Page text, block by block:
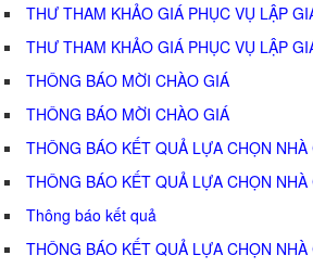
THƯ THAM KHẢO GIÁ PHỤC VỤ LẬP
THƯ THAM KHẢO GIÁ PHỤC VỤ LẬP
THÔNG BÁO MỜI CHÀO GIÁ
THÔNG BÁO MỜI CHÀO GIÁ
THÔNG BÁO KẾT QUẢ LỰA CHỌN NHÀ
THÔNG BÁO KẾT QUẢ LỰA CHỌN
Thông báo kết quả
THÔNG BÁO KẾT QUẢ LỰA CHỌN NHÀ